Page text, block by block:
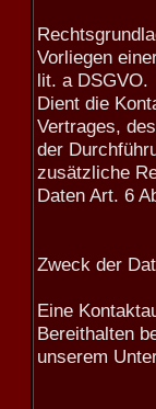
Vorliegen
lit. a DSGVO.
Dient die
Vertrages,
der
zusätzliche
Daten Art. 6
Zweck der
Eine
Bereithalten
unserem